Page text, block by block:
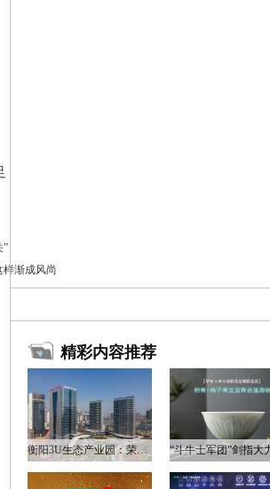
”
渐成风尚
精彩内容推荐
衡阳3U生态产业园：荣电集团的政企合作新答卷